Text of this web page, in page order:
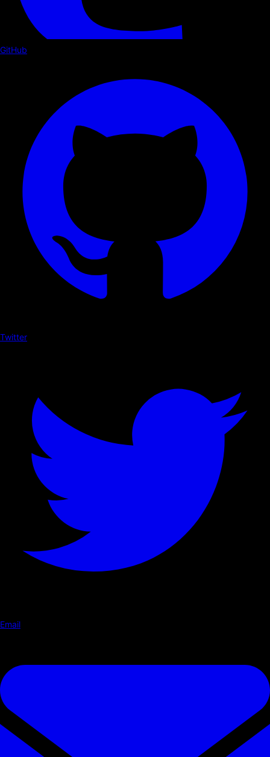
GitHub
Twitter
Email